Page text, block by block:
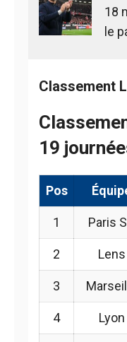
18
le
Classement
19
Pos
1 Paris
2 Lens
3
4 Lyon